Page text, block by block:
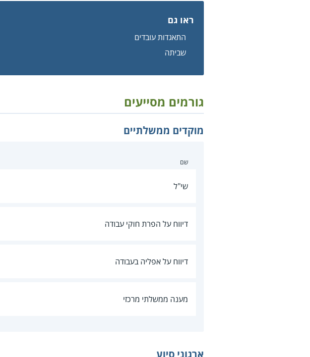
ראו גם
התאגדות עובדים
שביתה
גורמים מסייעים
מוקדים ממשלתיים
שם
שי"ל
דיווח על הפרת חוקי עבודה
דיווח על אפליה בעבודה
מענה ממשלתי מרכזי
ארגוני סיוע